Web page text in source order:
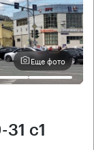
Еще фото
с1